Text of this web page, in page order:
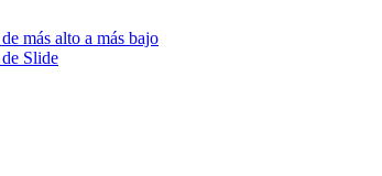
más alto a más bajo